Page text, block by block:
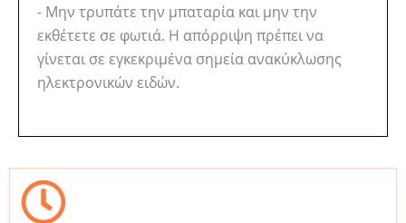
- Μην τρυπάτε την μπαταρία και μην την
εκθέτετε σε φωτιά. Η απόρριψη πρέπει να
γίνεται σε εγκεκριμένα σημεία ανακύκλωσης
ηλεκτρονικών ειδών.